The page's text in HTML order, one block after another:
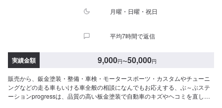
話いただければと思います。入庫の際はお気をつけてお越しください。駐車
【定休日・営業時間】定休日：日曜日、祝日営業時間：9:00~18:00
月曜・日曜・祝日
平均7時間で返信
実績金額 9,000円〜50,000円
販売から、鈑金塗装・整備・車検・モータースポーツ・カスタムやチューニ
ングなどの走る車もいける車全般の相談になんでもお応えする、ぶ～ぶステ
ーションprogressは、品質の高い板金塗装で自動車のキズやヘコミを直しま